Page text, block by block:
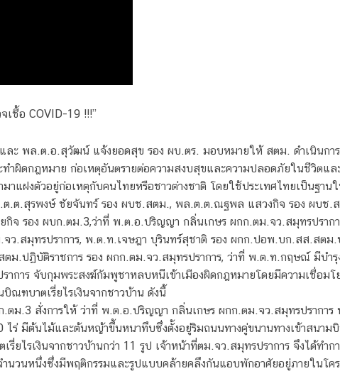
เชื้อ COVID-19 !!!”
ะ พล.ต.อ.สุวัฒน์ แจ้งยอดสุข รอง ผบ.ตร. มอบหมายให้ สตม. ดำเนินการ
ำผิดกฎหมาย ก่อเหตุอันตรายต่อความสงบสุขและความปลอดภัยในชีวิตแ
แฝงตัวอยู่ก่อเหตุกับคนไทยหรือชาวต่างชาติ โดยใช้ประเทศไทยเป็นฐานใ
.ต.สุรพงษ์ ชัยจันทร์ รอง ผบช.สตม., พล.ต.ต.ณฐพล แสวงกิจ รอง ผบช.
รอง ผบก.ตม.3,ว่าที่ พ.ต.อ.ปริญญา กลิ่นเกษร ผกก.ตม.จว.สมุทรปราก
.สมุทรปราการ, พ.ต.ท.เจษฎา บุรินทร์สุชาติ รอง ผกก.ปอพ.บก.สส.สตม.
ม.ปฏิบัติราชการ รอง ผกก.ตม.จว.สมุทรปราการ, ว่าที่ พ.ต.ท.กฤษณ์ มีบ
การ จับกุมพระสงฆ์กัมพูชาหลบหนีเข้าเมืองผิดกฎหมายโดยมีความเชื่อม
ณฑบาตเรี่ยไรเงินจากชาวบ้าน ดังนี้
ม.3 สั่งการให้ ว่าที่ พ.ต.อ.ปริญญา กลิ่นเกษร ผกก.ตม.จว.สมุทรปราการ
ไร่ มีต้นไม้และต้นหญ้าขึ้นหนาทึบซึ่งตั้งอยู่ริมถนนทางคู่ขนานทางเข้าสนา
ยไรเงินจากชาวบ้านกว่า 11 รูป เจ้าหน้าที่ตม.จว.สมุทรปราการ จึงได้ทำ
วนหนึ่งซึ่งมีพฤติกรรมและรูปแบบคล้ายคลึงกันแอบพักอาศัยอยู่ภายในโคร